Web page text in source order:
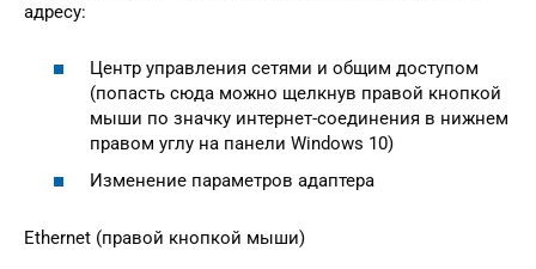
адресу:
Центр управления сетями и общим доступом
(попасть сюда можно щелкнув правой кнопкой
мыши по значку интернет-соединения в нижнем
правом углу на панели Windows 10)
Изменение параметров адаптера
Ethernet (правой кнопкой мыши)